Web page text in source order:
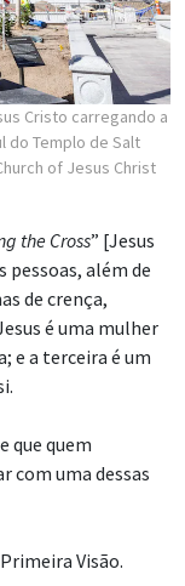
Cristo carregando a
do Templo de Salt
of Jesus Christ
the Cross” [Jesus
além de
de crença,
é uma mulher
e a terceira é um
que quem
com uma dessas
Visão.